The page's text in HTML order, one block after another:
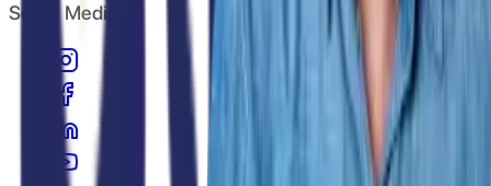
Social Media